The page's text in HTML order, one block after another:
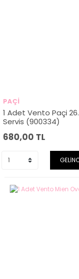
PAÇİ
1 Adet Vento Paçi
Servis (900334)
680,00 TL